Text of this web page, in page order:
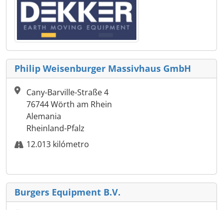
Philip Weisenburger Massivhaus GmbH
Cany-Barville-Straße 4
76744 Wörth am Rhein
Alemania
Rheinland-Pfalz
12.013 kilómetro
Burgers Equipment B.V.